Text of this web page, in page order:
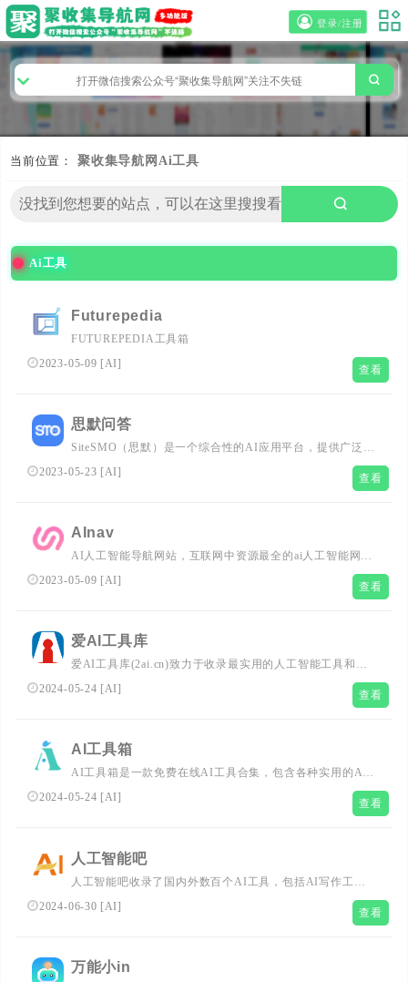
登录/注册
当前位置： 聚收集导航网 Ai工具
Ai工具
Futurepedia
FUTUREPEDIA工具箱
2023-05-09 [AI] 查看
思默问答
SiteSMO（思默）是一个综合性的AI应用平台，提供广泛的
实用工具和服务。无论是在绘画、求职、工作、编程、写
作、教育、营销、法律、心理学还是娱乐等领域，思默都能
作、短视频脚本、产品营销文案、法律咨询等。
2023-05-23 [AI] 查看
AInav
AI人工智能导航网站，互联网中资源最全的ai人工智能网，
搜集并整理人工智能AI工具的网站，让您能够快速找到适合
的工具。收录了AI工具网站、公众号、自媒体、书籍、电影
2023-05-09 [AI] 查看
爱AI工具库
爱AI工具库(2ai.cn)致力于收录最实用的人工智能工具和提
供最新的AI资讯，轻松掌握人工智能技术动态。在这里，可
以分享和发现创新的AI应用，开启智能未来之旅。爱AI工
工具、AI提示词、AI搜索等多个类目构成一站式AI工具
库。
2024-05-24 [AI] 查看
AI工具箱
AI工具箱是一款免费在线AI工具合集，包含各种实用的AI
工具，让您在工作和生活中更加高效和便捷。访AI工具箱官
2024-05-24 [AI] 查看
人工智能吧
人工智能吧收录了国内外数百个AI工具，包括AI写作工
具、AI图像生成和背景移除、AI视频制作、AI音频转录、
AI辅助编程、AI音乐生成、AI绘画设计、AI对话聊天等AI
2024-06-30 [AI] 查看
万能小in